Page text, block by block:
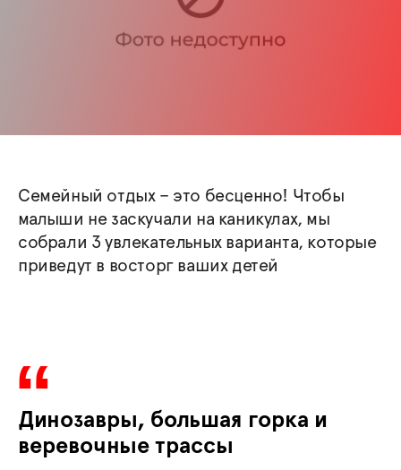
Семейный отдых – это бесценно! Чтобы
малыши не заскучали на каникулах, мы
собрали 3 увлекательных варианта, которые
приведут в восторг ваших детей
Динозавры, большая горка и
веревочные трассы